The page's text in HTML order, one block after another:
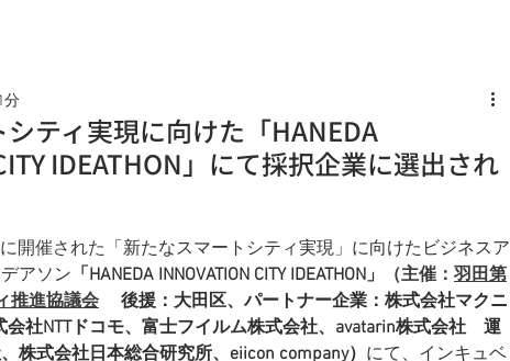
ティ実現に向けた「HANEDA
IDEATHON」にて採択企業に選出され
分
開催された 「新たなスマートシティ実現」に向けたビジネスア
アソン 「HANEDA INNOVATION CITY IDEATHON」 （主催： 羽田第
推進協議会 後援：大田区、パートナー企業：株式会社マクニ
会社NTTドコモ、富士フイルム株式会社、avatarin株式会社　運
株式会社日本総合研究所、eiicon company） にて、インキュベ